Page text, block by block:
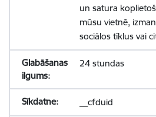
un satura
mūsu vietnē,
sociālos tīklus vai
24 stundas
__cfduid